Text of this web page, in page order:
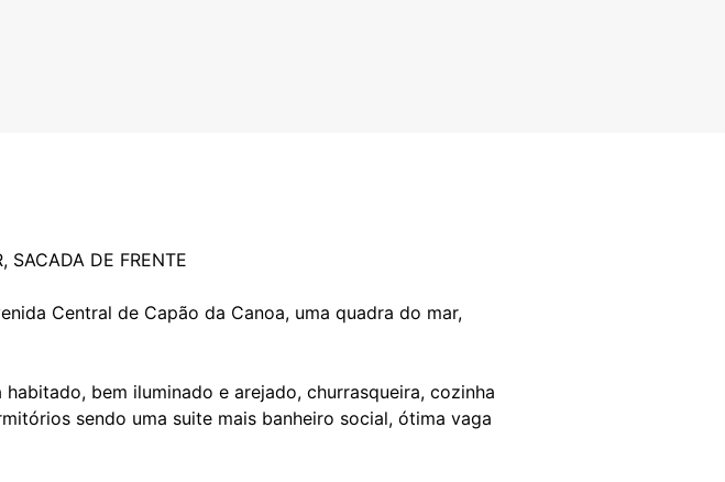
SACADA DE FRENTE
Central de Capão da Canoa, uma quadra do mar,
bem iluminado e arejado, churrasqueira, cozinha
sendo uma suite mais banheiro social, ótima vaga